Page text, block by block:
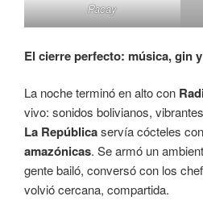
Pacay
El cierre perfecto: música, gin
La noche terminó en alto con
vivo: sonidos bolivianos,
La Repúblicaservía cócteles con
amazónicas. Se armó un
gente bailó, conversó con los
volvió cercana, compartida.